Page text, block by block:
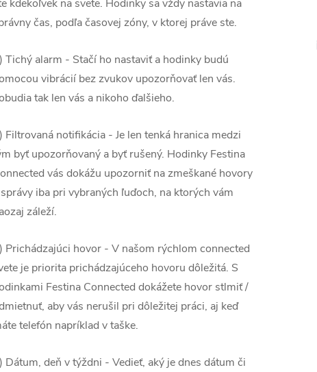
kdekoľvek na svete. Hodinky sa vždy nastavia na
čas, podľa časovej zóny, v ktorej práve ste.
) Tichý alarm - Stačí ho nastaviť a hodinky budú
vibrácií bez zvukov upozorňovať len vás.
tak len vás a nikoho ďalšieho.
) Filtrovaná notifikácia - Je len tenká hranica medzi
byť upozorňovaný a byť rušený. Hodinky Festina
vás dokážu upozorniť na zmeškané hovory
iba pri vybraných ľuďoch, na ktorých vám
záleží.
) Prichádzajúci hovor - V našom rýchlom connected
je priorita prichádzajúceho hovoru dôležitá. S
Festina Connected dokážete hovor stlmiť /
aby vás nerušil pri dôležitej práci, aj keď
telefón napríklad v taške.
) Dátum, deň v týždni - Vedieť, aký je dnes dátum či